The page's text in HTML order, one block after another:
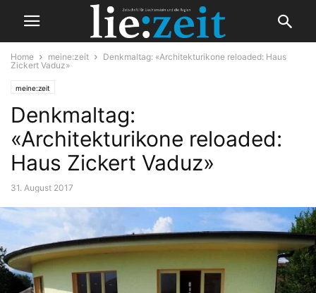
Home meine:zeit
Denkmaltag: «Architekturikone reloaded: Haus
Zickert Vaduz»
meine:zeit
Denkmaltag:
«Architekturikone reloaded:
Haus Zickert Vaduz»
31. August 2017